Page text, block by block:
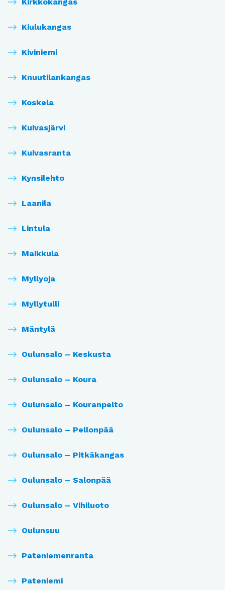
Kiulukangas
Kiviniemi
Knuutilankangas
Koskela
Kuivasjärvi
Kuivasranta
Kynsilehto
Laanila
Lintula
Maikkula
Myllyoja
Myllytulli
Mäntylä
Oulunsalo – Keskusta
Oulunsalo – Koura
Oulunsalo – Kouranpelto
Oulunsalo – Pellonpää
Oulunsalo – Pitkäkangas
Oulunsalo – Salonpää
Oulunsalo – Vihiluoto
Oulunsuu
Pateniemenranta
Pateniemi